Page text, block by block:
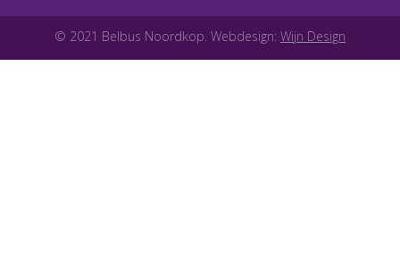
© 2021 Belbus Noordkop. Webdesign: Wijn Design